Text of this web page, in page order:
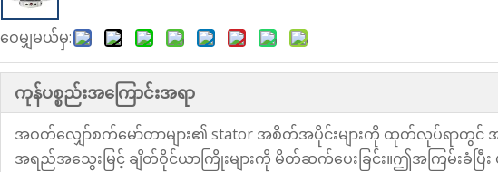
ဝေမျှမယ်မှ:
ကုန်ပစ္စည်းအကြောင်းအရာ
အဝတ်လျှော်စက်မော်တာများ၏ stator အစိတ်အပိုင်းများကို ထုတ်လုပ်ရာ
အရည်အသွေးမြင့် ချိတ်ဝိုင်ယာကြိုးများကို မိတ်ဆက်ပေးခြင်း။ဤအကြမ်းခံပ